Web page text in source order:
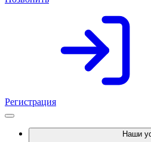
Регистрация
Наши